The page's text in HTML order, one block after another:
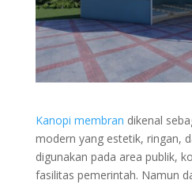
Kanopi membran dikenal
modern yang estetik, ringan,
digunakan pada area publik,
fasilitas pemerintah. Namun